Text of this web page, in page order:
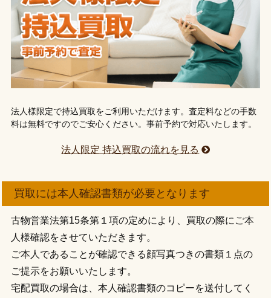
法人様限定で持込買取をご利用いただけます。査定料などの手数
料は無料ですのでご安心ください。事前予約で対応いたします。
法人限定 持込買取の流れを見る
買取には本人確認書類が必要となります
古物営業法第15条第１項の定めにより、買取の際にご本
人様確認をさせていただきます。
ご本人であることが確認できる顔写真つきの書類１点の
ご提示をお願いいたします。
宅配買取の場合は、本人確認書類のコピーを送付してく